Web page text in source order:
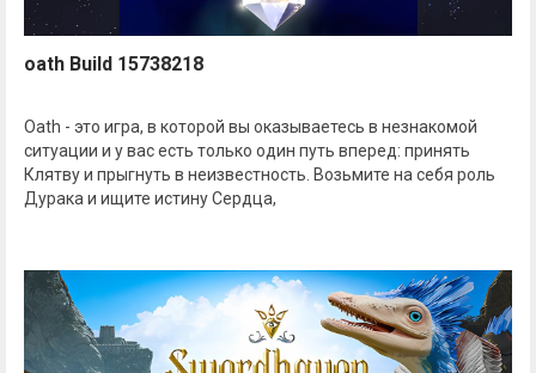
oath Build 15738218
Oath - это игра, в которой вы оказываетесь в незнакомой
ситуации и у вас есть только один путь вперед: принять
Клятву и прыгнуть в неизвестность. Возьмите на себя роль
Дурака и ищите истину Сердца,